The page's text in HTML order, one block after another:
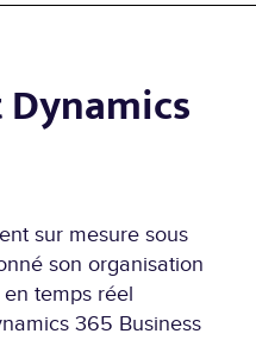
sur mesure sous
son organisation
temps réel
365 Business